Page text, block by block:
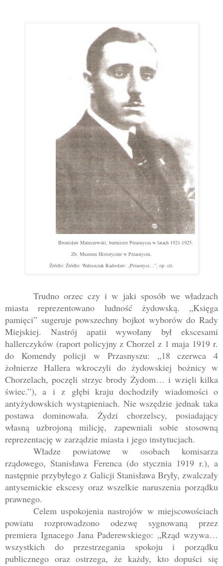
Bronisław Matuszewski, burmistrz Przasnysza w latach 1921-1925.
Zb. Muzeum Historyczne w Przasnyszu.
Źródło: Źródło: Waleszczak Radosław: „Przasnysz…”, op. cit.
Trudno orzec czy i w jaki sposób we władzach
miasta reprezentowano ludność żydowską. „Księga
pamięci” sugeruje powszechny bojkot wyborów do Rady
Miejskiej. Nastrój apatii wywołany był ekscesami
hallerczyków (raport policyjny z Chorzel z 1 maja 1919 r.
do Komendy policji w Przasnyszu: „18 czerwca 4
żołnierze Hallera wkroczyli do żydowskiej bożnicy w
Chorzelach, poczęli strzyc brody Żydom… i wzięli kilka
świec.”), a i z głębi kraju dochodziły wiadomości o
antyżydowskich wystąpieniach. Nie wszędzie jednak taka
postawa dominowała. Żydzi chorzelscy, posiadający
własną uzbrojoną milicję, zapewniali sobie stosowną
reprezentację w zarządzie miasta i jego instytucjach.
Władze powiatowe w osobach komisarza
rządowego, Stanisława Ferenca (do stycznia 1919 r.), a
następnie przybyłego z Galicji Stanisława Bryły, zwalczały
antysemickie ekscesy oraz wszelkie naruszenia porządku
prawnego.
Celem uspokojenia nastrojów w miejscowościach
powiatu rozprowadzono odezwę sygnowaną przez
premiera Ignacego Jana Paderewskiego: „Rząd wzywa…
wszystkich do przestrzegania spokoju i porządku
publicznego oraz ostrzega, że każdy, kto dopuści się